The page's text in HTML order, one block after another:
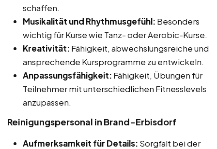
schaffen.
Musikalität und Rhythmusgefühl: Besonders
wichtig für Kurse wie Tanz- oder Aerobic-Kurse.
Kreativität: Fähigkeit, abwechslungsreiche und
ansprechende Kursprogramme zu entwickeln.
Anpassungsfähigkeit: Fähigkeit, Übungen für
Teilnehmer mit unterschiedlichen Fitnesslevels
anzupassen.
Reinigungspersonal in Brand-Erbisdorf
Aufmerksamkeit für Details: Sorgfalt bei der